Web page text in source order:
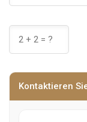
Kontaktieren